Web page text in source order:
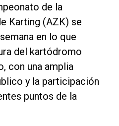
de la
Karting (AZK) se
en lo que
del kartódromo
con una amplia
y la participación
puntos de la